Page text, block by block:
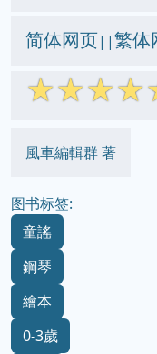
简体网页||繁体
☆☆☆☆
風車編輯群 著
图书标签:
童謠
鋼琴
繪本
0-3歲